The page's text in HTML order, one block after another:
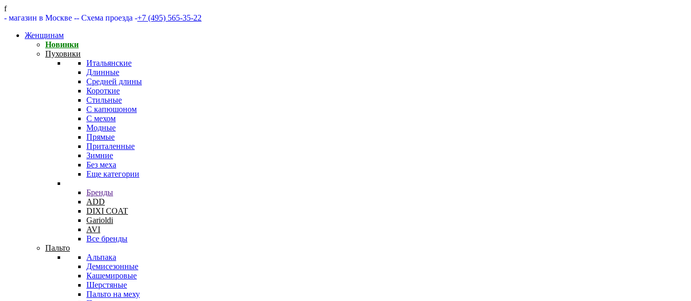
f
- магазин в Москве -- Схема проезда -+7 (495) 565-35-22
Женщинам
Новинки
Пуховики
Итальянские
Длинные
Средней длины
Короткие
Стильные
С капюшоном
С мехом
Модные
Прямые
Приталенные
Зимние
Без меха
Еще категории
Бренды
ADD
DIXI COAT
Garioldi
AVI
Все бренды
Пальто
Альпака
Демисезонные
Кашемировые
Шерстяные
Пальто на меху